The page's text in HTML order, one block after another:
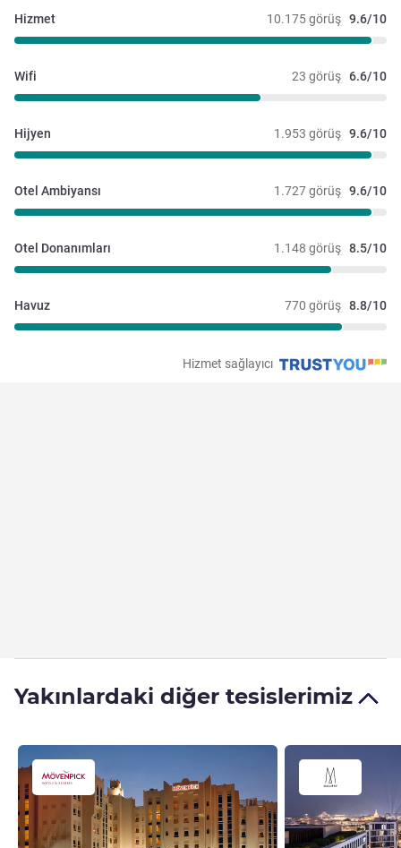
10.175 görüş 9.6/10
Hizmet
23 görüş 6.6/10
Wifi
1.953 görüş 9.6/10
Hijyen
1.727 görüş 9.6/10
Otel Ambiyansı
1.148 görüş 8.5/10
Otel Donanımları
770 görüş 8.8/10
Havuz
Hizmet sağlayıcı
Yakınlardaki diğer tesislerimiz